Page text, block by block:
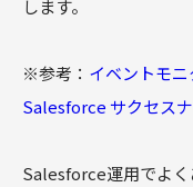
します。
※参考： イベントモ
Salesforce サクセス
Salesforce運用でよ